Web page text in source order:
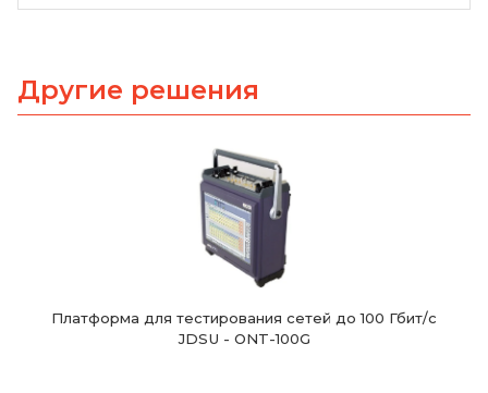
Другие решения
Платформа для тестирования сетей до 100 Гбит/с
JDSU - ONT-100G